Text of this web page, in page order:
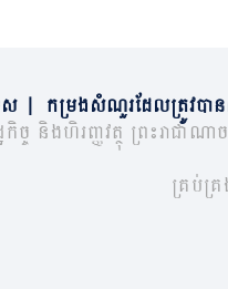
ស | កម្រងសំណួរដែលត្រូវបា
ច្ច និងហិរញ្ញវត្ថុ ព្រះរាជាណា
គ្រប់គ្រ